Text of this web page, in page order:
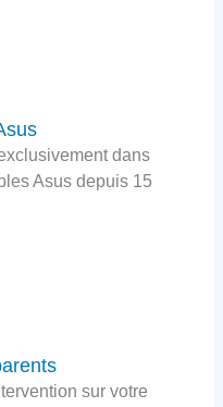
dans
Asus depuis 15
sur votre